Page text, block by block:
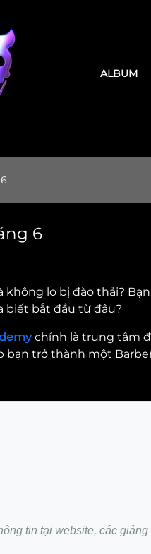
ALBUM
6
lo bị đào thải?
biết bắt đầu từ đâu?
chính là trung tâm
bạn trở thành một
tin tại website, các giảng